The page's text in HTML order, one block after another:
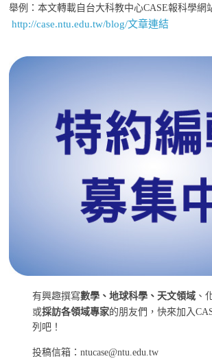
舉例：本文轉載自台大科教中心CASE報科學網
http://case.ntu.edu.tw/blog/文章連結
有興趣撰寫數學、地球科學、天文領域 、
或採訪各領域專家的朋友們，快來加入
列吧！
投稿信箱：ntucase@ntu.edu.tw